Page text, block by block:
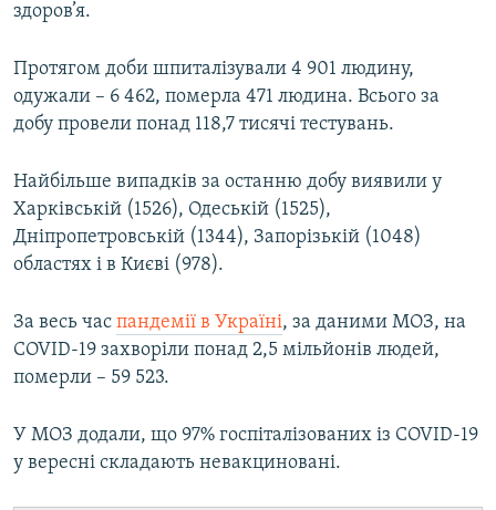
здоров’я.
Протягом доби шпиталізували 4 901 людину,
одужали – 6 462, померла 471 людина. Всього за
добу провели понад 118,7 тисячі тестувань.
Найбільше випадків за останню добу виявили у
Харківській (1526), Одеській (1525),
Дніпропетровській (1344), Запорізькій (1048)
областях і в Києві (978).
За весь час пандемії в Україні, за даними МОЗ, на
COVID-19 захворіли понад 2,5 мільйонів людей,
померли – 59 523.
У МОЗ додали, що 97% госпіталізованих із COVID-19
у вересні складають невакциновані.